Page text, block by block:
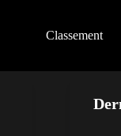
Classement